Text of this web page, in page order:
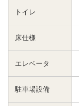
トイレ
床仕様
エレベータ
駐車場設備